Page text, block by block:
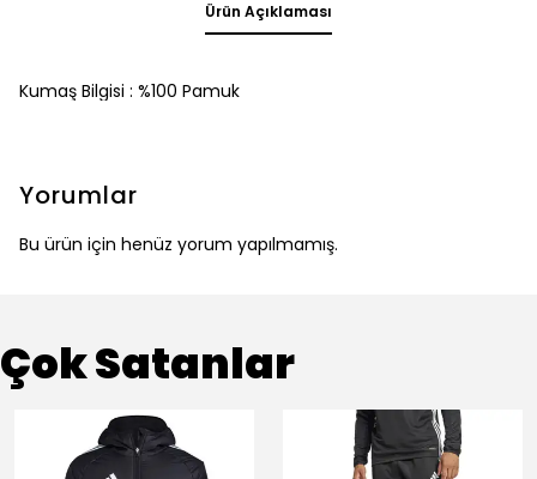
Ürün Açıklaması
Kumaş Bilgisi : %100 Pamuk
Yorumlar
Bu ürün için henüz yorum yapılmamış.
Çok Satanlar